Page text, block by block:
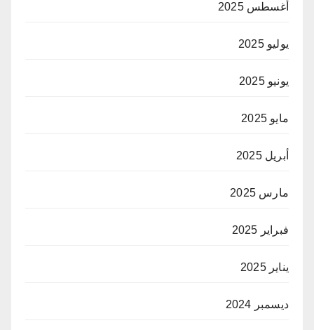
أغسطس 2025
يوليو 2025
يونيو 2025
مايو 2025
أبريل 2025
مارس 2025
فبراير 2025
يناير 2025
ديسمبر 2024